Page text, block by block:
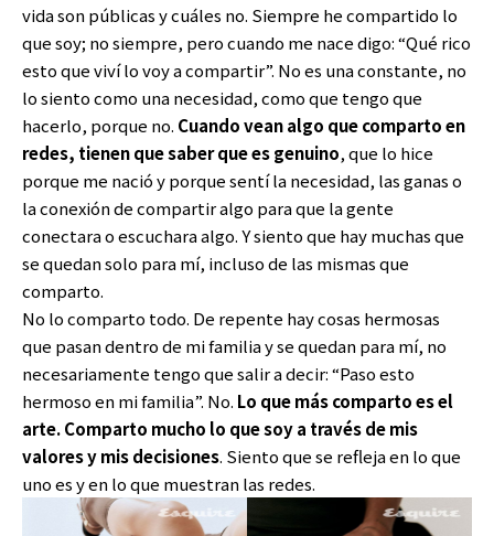
vida son públicas y cuáles no. Siempre he compartido lo
que soy; no siempre, pero cuando me nace digo: “Qué rico
esto que viví lo voy a compartir”. No es una constante, no
lo siento como una necesidad, como que tengo que
hacerlo, porque no. Cuando vean algo que comparto en
redes, tienen que saber que es genuino, que lo hice
porque me nació y porque sentí la necesidad, las ganas o
la conexión de compartir algo para que la gente
conectara o escuchara algo. Y siento que hay muchas que
se quedan solo para mí, incluso de las mismas que
comparto.
No lo comparto todo. De repente hay cosas hermosas
que pasan dentro de mi familia y se quedan para mí, no
necesariamente tengo que salir a decir: “Paso esto
hermoso en mi familia”. No. Lo que más comparto es el
arte. Comparto mucho lo que soy a través de mis
valores y mis decisiones. Siento que se refleja en lo que
uno es y en lo que muestran las redes.